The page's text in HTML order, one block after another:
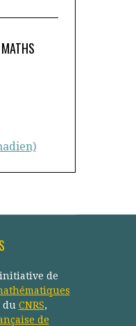
de
du CNRS,
de